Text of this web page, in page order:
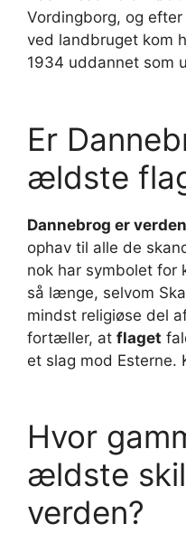
Vordingborg, og
ved landbruget kom
1934 uddannet som
Er
ældste
Dannebrog er
ophav til alle de
nok har symbolet for
så længe, selvom
mindst religiøse del
fortæller, at flaget
et slag mod Esterne.
Hvor
ældste
verden?